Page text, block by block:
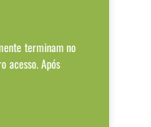
terminam no
acesso. Após